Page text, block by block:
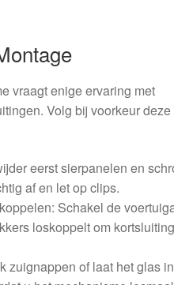
vraagt enige ervaring met
Volg bij voorkeur deze
eerst sierpanelen en
af en let op clips.
Schakel de
loskoppelt om
zuignappen of laat het glas